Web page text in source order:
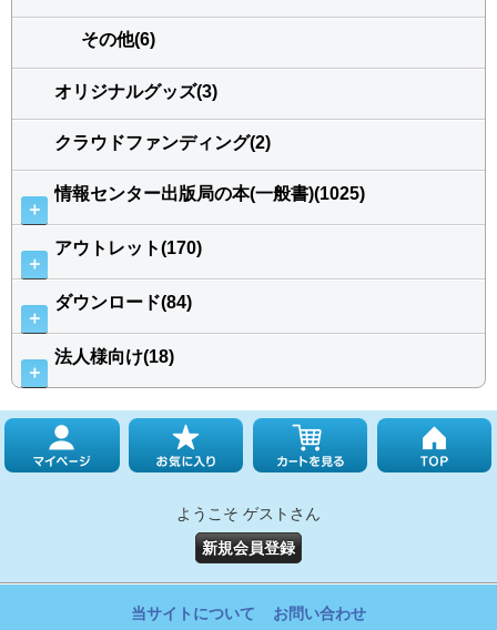
その他(6)
オリジナルグッズ(3)
クラウドファンディング(2)
＋
情報センター出版局の本(一般書)(1025)
＋
アウトレット(170)
＋
ダウンロード(84)
＋
法人様向け(18)
ようこそ ゲストさん
新規会員登録
当サイトについて お問い合わせ